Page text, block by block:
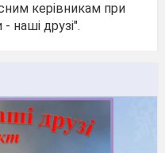
керівникам при
наші друзі".